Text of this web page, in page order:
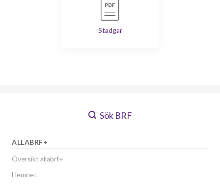
Stadgar
Sök BRF
ALLABRF+
Översikt allabrf+
Hemnet